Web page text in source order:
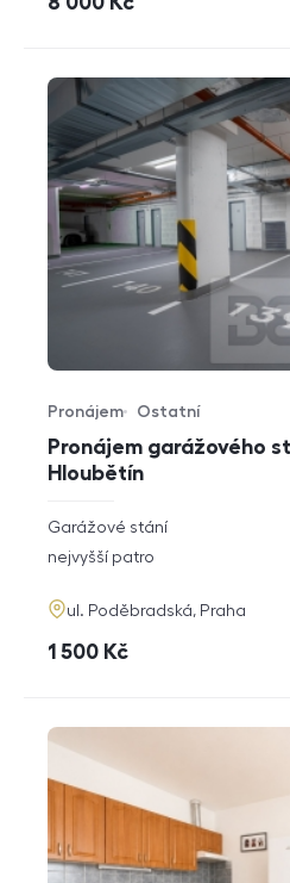
Pronájem garážového
Hloubětín
Typ nabídky
Pronájem
Typ nemovitosti
Ostatní
rozměry
dispozice
Garážové stání
funkce
nejvyšší patro
adresa
ul. Poděbradská, Praha
cena
1 500 Kč